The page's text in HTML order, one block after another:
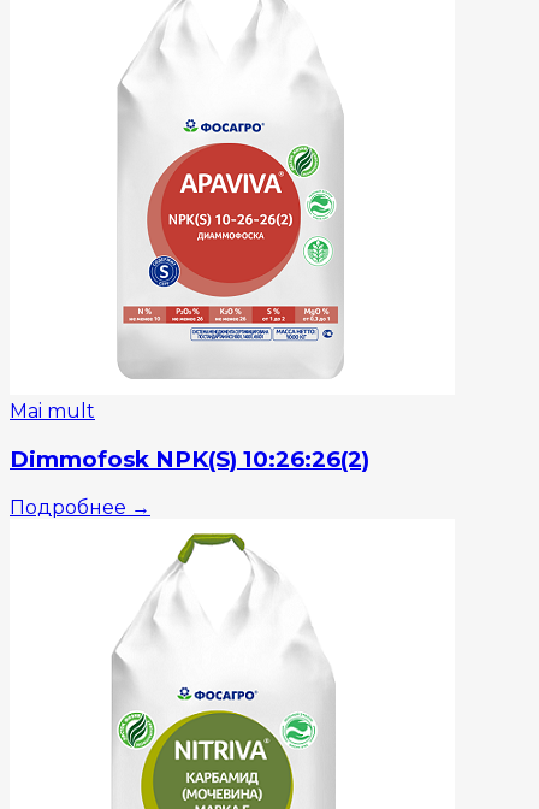
Mai mult
Dimmofosk NPK(S) 10:26:26(2)
Подробнее →